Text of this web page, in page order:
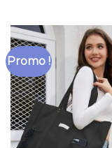
Promo !